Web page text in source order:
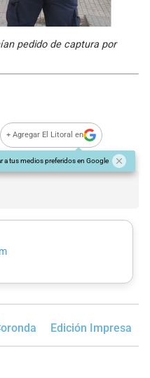
pedido de captura por
+ Agregar El Litoral en
a tus medios preferidos en Google
Edición Impresa